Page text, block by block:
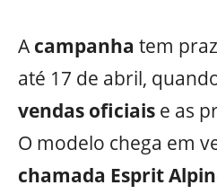
Acampanha tem
até 17 de abril,
vendas oficiais e as
O modelo chega em
chamada Esprit